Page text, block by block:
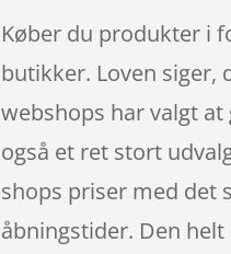
Køber du produkter i
butikker. Loven siger,
webshops har valgt
også et ret stort
shops priser med det
åbningstider. Den